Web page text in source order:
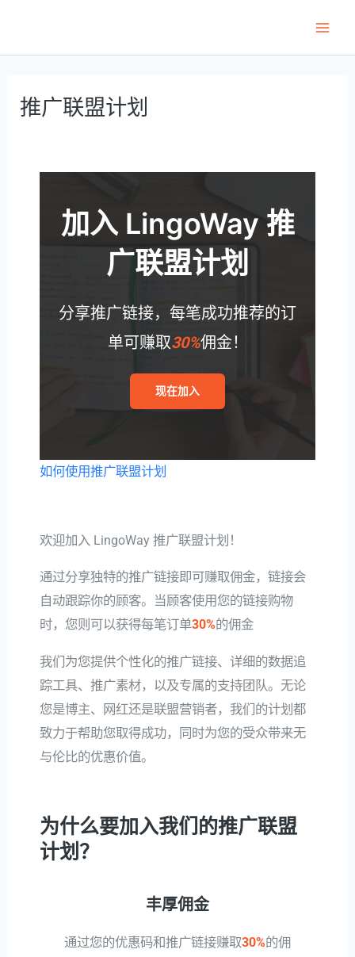
内
推广联盟计划
加入 LingoWay 推
广联盟计划
分享推广链接，每笔成功推荐的订
单可赚取30%佣金！
现在加入
如何使用推广联盟计划
欢迎加入 LingoWay 推广联盟计划！
通过分享独特的推广链接即可赚取佣金，链接会
自动跟踪你的顾客。当顾客使用您的链接购物
时，您则可以获得每笔订单30%的佣金
我们为您提供个性化的推广链接、详细的数据追
踪工具、推广素材，以及专属的支持团队。无论
您是博主、网红还是联盟营销者，我们的计划都
致力于帮助您取得成功，同时为您的受众带来无
与伦比的优惠价值。
为什么要加入我们的推广联盟
计划？
丰厚佣金
通过您的优惠码和推广链接赚取30%的佣